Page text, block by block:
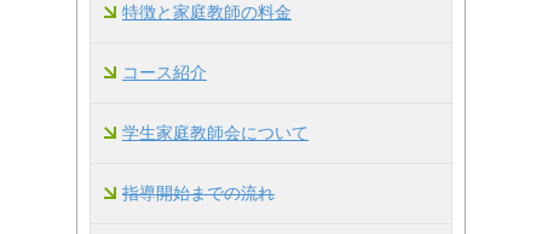
特徴と家庭教師の料金
コース紹介
学生家庭教師会について
指導開始までの流れ